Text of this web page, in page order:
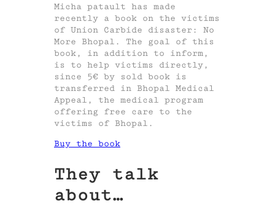
Micha patault has made
recently a book on the victims
of Union Carbide disaster: No
More Bhopal. The goal of this
book, in addition to inform,
is to help victims directly,
since 5€ by sold book is
transferred in Bhopal Medical
Appeal, the medical program
offering free care to the
victims of Bhopal.
Buy the book
They talk
about…